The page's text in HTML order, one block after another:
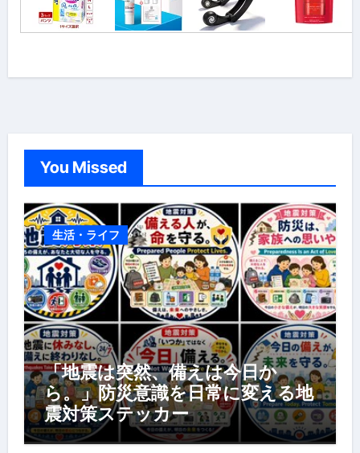
You Missed
生活・ライフ
「地震は突然、備えは今日か
ら。」防災意識を日常に変える地
震対策ステッカー